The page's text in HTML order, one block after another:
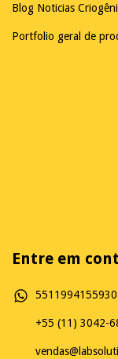
Blog Noticias
Portfolio geral de
Entre em
5511994155930
+55 (11) 3042-